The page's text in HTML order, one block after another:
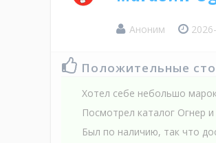
Аноним
Положительные
Хотел себе небольшо
Посмотрел каталог Огнер
Был по наличию, так что